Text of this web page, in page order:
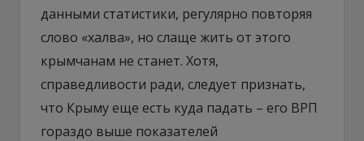
данными статистики, регулярно повторяя
слово «халва», но слаще жить от этого
крымчанам не станет. Хотя,
справедливости ради, следует признать,
что Крыму еще есть куда падать – его ВРП
гораздо выше показателей